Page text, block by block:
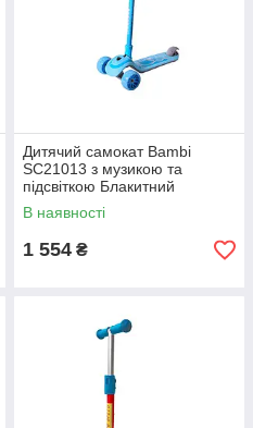
Дитячий самокат Bambi
SC21013 з музикою та
підсвіткою Блакитний
В наявності
1 554 ₴